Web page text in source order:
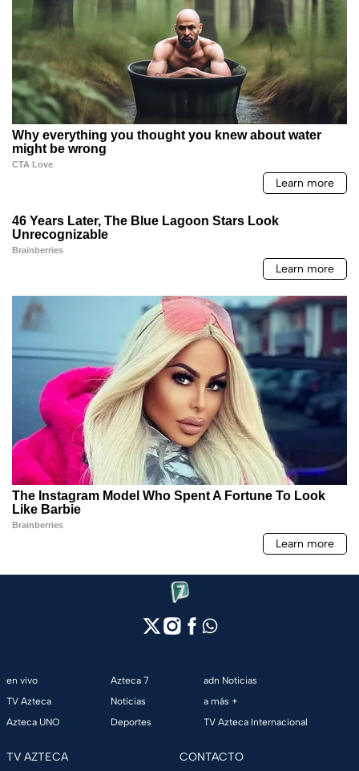
en vivo
TV Azteca
Azteca UNO
Azteca 7
Noticias
Deportes
adn Noticias
a más +
TV Azteca Internacional
TV AZTECA CONTACTO